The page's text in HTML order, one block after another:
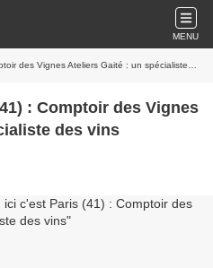
MENU
Vignes Ateliers Gaité : un spécialiste des vins
: Comptoir des Vignes
des vins